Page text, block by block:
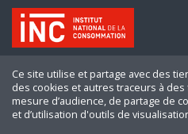
Ce site utilise et partage avec des
des cookies et autres traceurs à
mesure d’audience, de partage de
et d’utilisation d'outils de